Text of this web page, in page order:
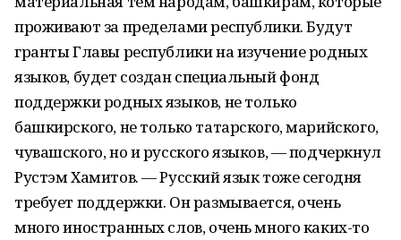
проживают за пределами республики. Будут
гранты Главы республики на изучение родных
языков, будет создан специальный фонд
поддержки родных языков, не только
башкирского, не только татарского, марийского,
чувашского, но и русского языков, — подчеркнул
Рустэм Хамитов. — Русский язык тоже сегодня
требует поддержки. Он размывается, очень
много иностранных слов, очень много каких-то